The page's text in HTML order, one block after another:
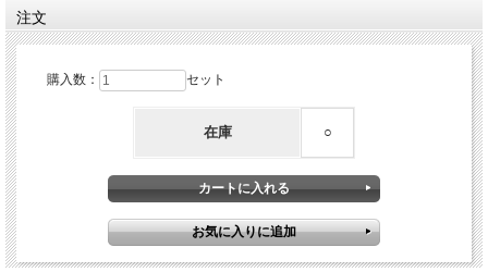
注文
購入数： セット
在庫 ○